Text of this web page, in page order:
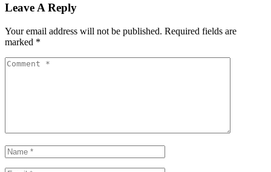
Leave A Reply
Your email address will not be published. Required fields are
marked *